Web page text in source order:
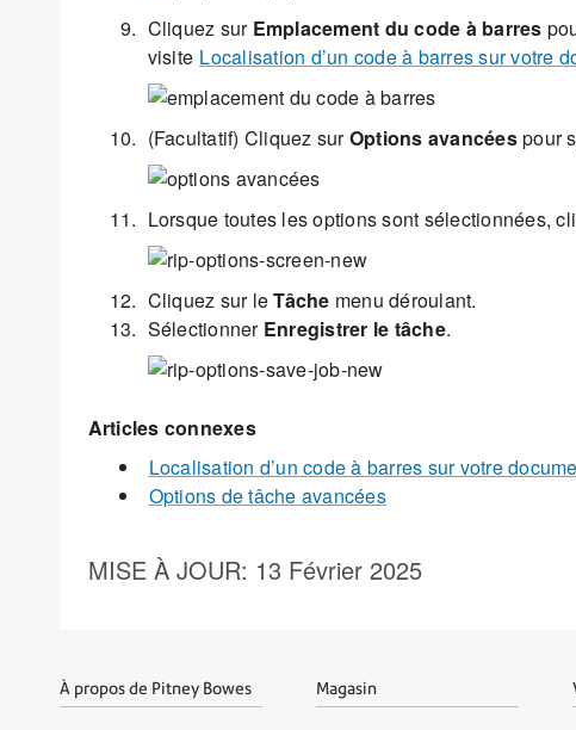
Cliquez sur Emplacement du code à barres
visite Localisation d’un code à barres sur votre
(Facultatif) Cliquez surOptions avancéespour
Lorsque toutes les options sont sélectionnées,
Cliquez sur leTâche menu déroulant.
Sélectionner Enregistrer le tâche.
Articles connexes
Localisation d’un code à barres sur votre
Options de tâche avancées
MISE À JOUR: 13 Février 2025
À propos de Pitney Bowes Magasin